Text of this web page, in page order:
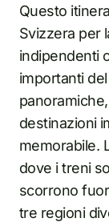
Questo
Svizzera per
indipendenti
importanti
destinazioni
memorabile.
dove i treni
scorrono
tre regioni